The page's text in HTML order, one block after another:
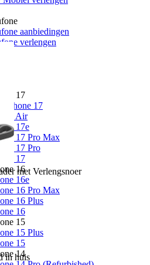
aanbiedingen
verlengen
17
iPhone 17
Air
17e
17 Pro Max
17 Pro
17
16
16e
16 Pro Max
16 Plus
16
15
15 Plus
15
14
met Verlengsnoer
in huis